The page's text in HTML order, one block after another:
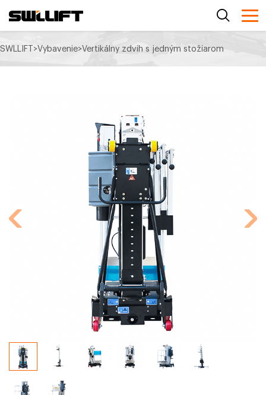
SWLLIFT>Vybavenie>Vertikálny zdvih s jedným stožiarom